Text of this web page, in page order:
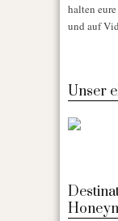
halten
und auf
Unser